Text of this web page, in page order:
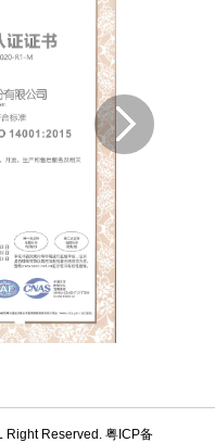
Right Reserved. 粤ICP备